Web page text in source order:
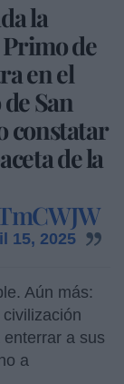
la
de
en el
San
constatar
de la
15, 2025
Aún más:
a sus
a